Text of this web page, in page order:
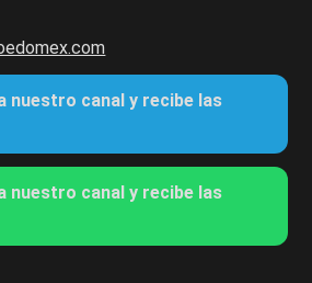
nuestro canal y recibe las
nuestro canal y recibe las